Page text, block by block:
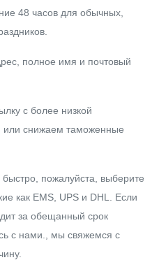
48 часов для обычных,
полное имя и почтовый
с более низкой
или снижаем таможенные
быстро, пожалуйста, выберите
как EMS, UPS и DHL. Если
за обещанный срок
с нами., мы свяжемся с